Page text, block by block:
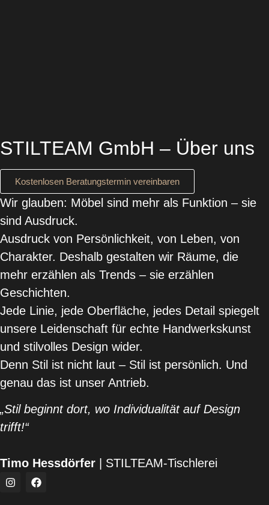
STILTEAM GmbH – Über uns
Kostenlosen Beratungstermin vereinbaren
Wir glauben: Möbel sind mehr als Funktion – sie
sind Ausdruck.
Ausdruck von Persönlichkeit, von Leben, von
Charakter. Deshalb gestalten wir Räume, die
mehr erzählen als Trends – sie erzählen
Geschichten.
Jede Linie, jede Oberfläche, jedes Detail spiegelt
unsere Leidenschaft für echte Handwerkskunst
und stilvolles Design wider.
Denn Stil ist nicht laut – Stil ist persönlich. Und
genau das ist unser Antrieb.
„Stil beginnt dort, wo Individualität auf Design
trifft!“
Timo Hessdörfer | STILTEAM-Tischlerei